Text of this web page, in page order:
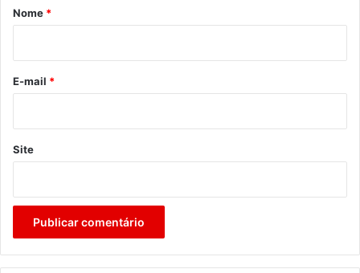
r
*
Nome *
E-mail *
Site